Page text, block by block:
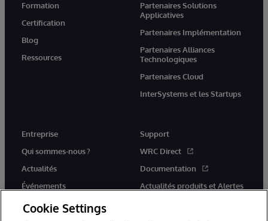
Formation
Certification
Blog
Ressources
Partenaires Solutions
Applicatives
Partenaires Implémentation
Partenaires Alliances
Technologiques
Partenaires Cloud
InterSystems et les Startups
Entreprise
Qui sommes-nous ?
Actualités
Événements
Rejoignez-nous
Support
WRC Direct
Documentation
Actualités produits et Alertes
Cookie Settings